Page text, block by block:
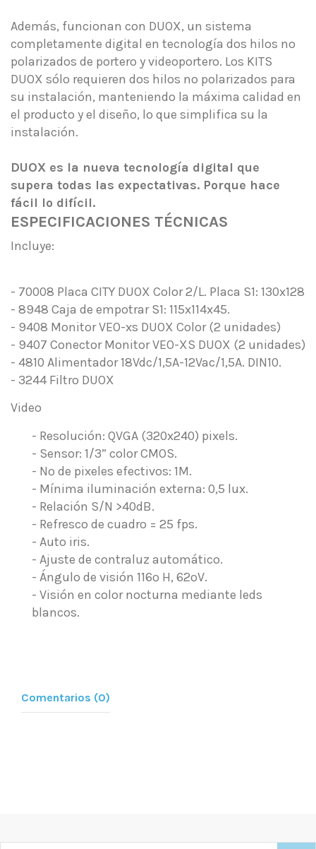
Además, funcionan con DUOX, un sistema
completamente digital en tecnología dos hilos no
polarizados de portero y videoportero. Los KITS
DUOX sólo requieren dos hilos no polarizados para
su instalación, manteniendo la máxima calidad en
el producto y el diseño, lo que simplifica su la
instalación.
DUOX es la nueva tecnología digital que
supera todas las expectativas. Porque hace
fácil lo difícil.
ESPECIFICACIONES TÉCNICAS
Incluye:
- 70008 Placa CITY DUOX Color 2/L. Placa S1: 130x128
- 8948 Caja de empotrar S1: 115x114x45.
- 9408 Monitor VEO-xs DUOX Color (2 unidades)
- 9407 Conector Monitor VEO-XS DUOX (2 unidades)
- 4810 Alimentador 18Vdc/1,5A-12Vac/1,5A. DIN10.
- 3244 Filtro DUOX
Video
- Resolución: QVGA (320x240) pixels.
- Sensor: 1/3” color CMOS.
- Nº de pixeles efectivos: 1M.
- Mínima iluminación externa: 0,5 lux.
- Relación S/N >40dB.
- Refresco de cuadro = 25 fps.
- Auto iris.
- Ajuste de contraluz automático.
- Ángulo de visión 116º H, 62ºV.
- Visión en color nocturna mediante leds
blancos.
Comentarios (0)